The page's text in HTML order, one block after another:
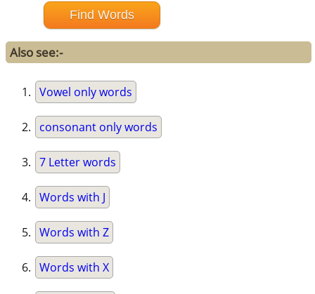
Also see:-
Vowel only words
consonant only words
7 Letter words
Words with J
Words with Z
Words with X